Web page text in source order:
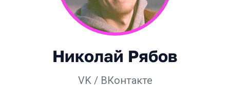
Николай Рябов
VK / ВКонтакте